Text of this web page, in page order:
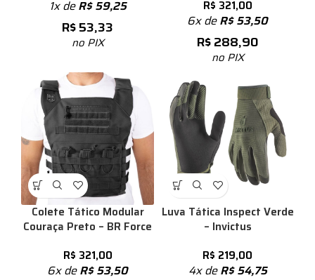
1x deR$59,25
R$53,33
no PIX
R$ 321,00
6x deR$53,50
R$288,90
no PIX
Colete Tático Modular
Couraça Preto – BR Force
R$ 321,00
6x deR$53,50
Luva Tática Inspect Verde
– Invictus
R$ 219,00
4x deR$54,75